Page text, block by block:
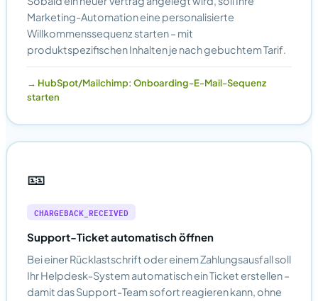
Marketing-Automation eine personalisierte
Willkommenssequenz starten – mit
produktspezifischen Inhalten je nach gebuchtem Tarif.
HubSpot/Mailchimp: Onboarding-E-Mail-Sequenz
starten
🎫
CHARGEBACK_RECEIVED
Support-Ticket automatisch öffnen
Bei einer Rücklastschrift oder einem Zahlungsausfall soll
Ihr Helpdesk-System automatisch ein Ticket erstellen –
damit das Support-Team sofort reagieren kann, ohne